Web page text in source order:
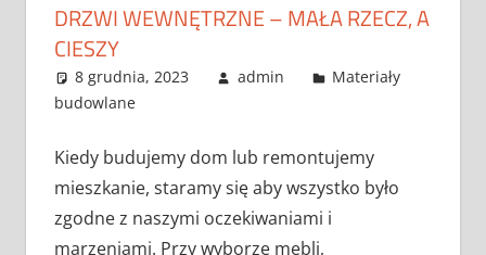
DRZWI WEWNĘTRZNE – MAŁA RZECZ, A
CIESZY
8 grudnia, 2023 admin
Materiały
budowlane
Kiedy budujemy dom lub remontujemy
mieszkanie, staramy się aby wszystko było
zgodne z naszymi oczekiwaniami i
marzeniami. Przy wyborze mebli,